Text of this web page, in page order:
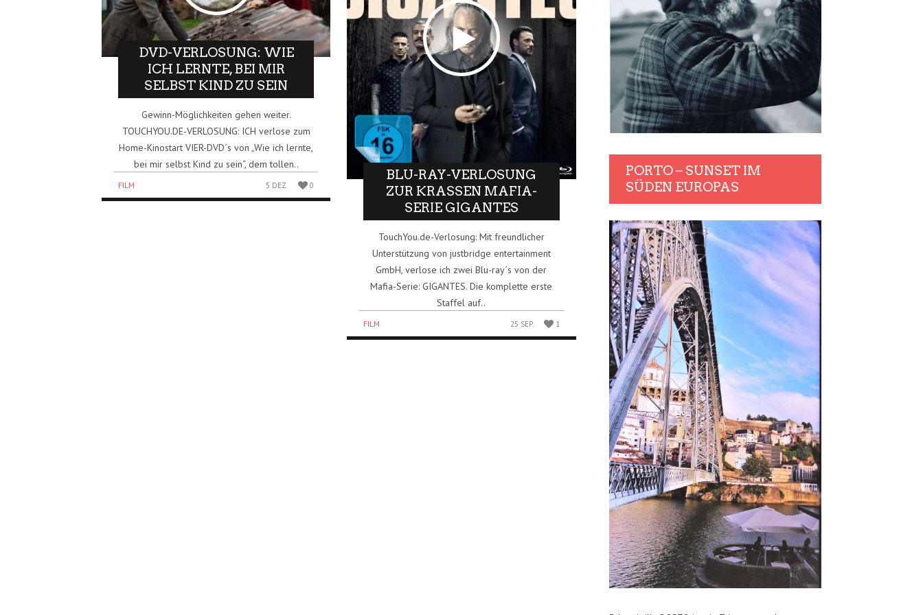
DVD-VERLOSUNG: WIE
ICH LERNTE, BEI MIR
SELBST KIND ZU SEIN
Gewinn-Möglichkeiten gehen weiter.
TOUCHYOU.DE-VERLOSUNG: ICH verlose zum
Home-Kinostart VIER-DVD´s von „Wie ich lernte,
bei mir selbst Kind zu sein“, dem tollen..
FILM 5 DEZ. 0
BLU-RAY-VERLOSUNG
ZUR KRASSEN MAFIA-
SERIE GIGANTES
TouchYou.de-Verlosung: Mit freundlicher
Unterstützung von justbridge entertainment
GmbH, verlose ich zwei Blu-ray´s von der
Mafia-Serie: GIGANTES. Die komplette erste
Staffel auf..
FILM 25 SEP. 1
PORTO – SUNSET IM
SÜDEN EUROPAS